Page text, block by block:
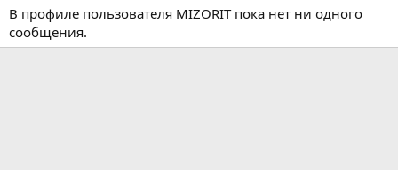
В профиле пользователя MIZORIT пока нет ни одного
сообщения.